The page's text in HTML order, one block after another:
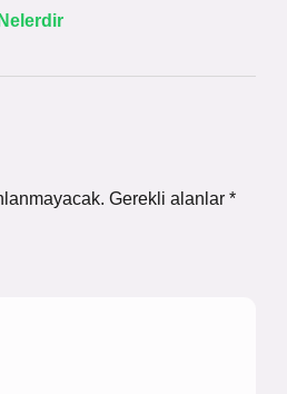
Gerekli alanlar *